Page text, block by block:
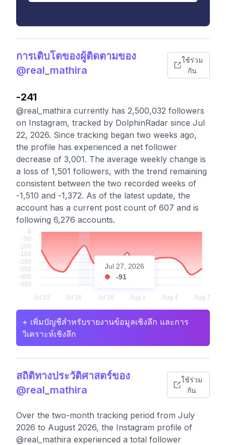
การเติบโตของผู้ติดตามของ
@real_mathira
ใช้ร่วม
กัน
-241
@real_mathira currently has 2,500,032 followers
on Instagram, tracked by DolphinRadar since Jul
22, 2026. Since tracking began two weeks ago,
the profile has experienced a net follower
decrease of 3,001. The average weekly change is
a loss of 1,501 followers, with the trend remaining
consistent between the two recorded weeks of
-1,510 and -1,372. As of the latest update, the
account has a current post count of 607 and is
following 6,276 accounts.
Jul 27, 2026
-91
+ เพิ่มบัญชีสำหรับรายงานข้อมูลเชิงลึก และการ
วิเคราะห์เชิงลึก
สถิติทางประวัติศาสตร์ของ
@real_mathira
ใช้ร่วม
กัน
Over the two-month tracking period from July
2026 to August 2026, the Instagram profile of
@real_mathira experienced a total follower